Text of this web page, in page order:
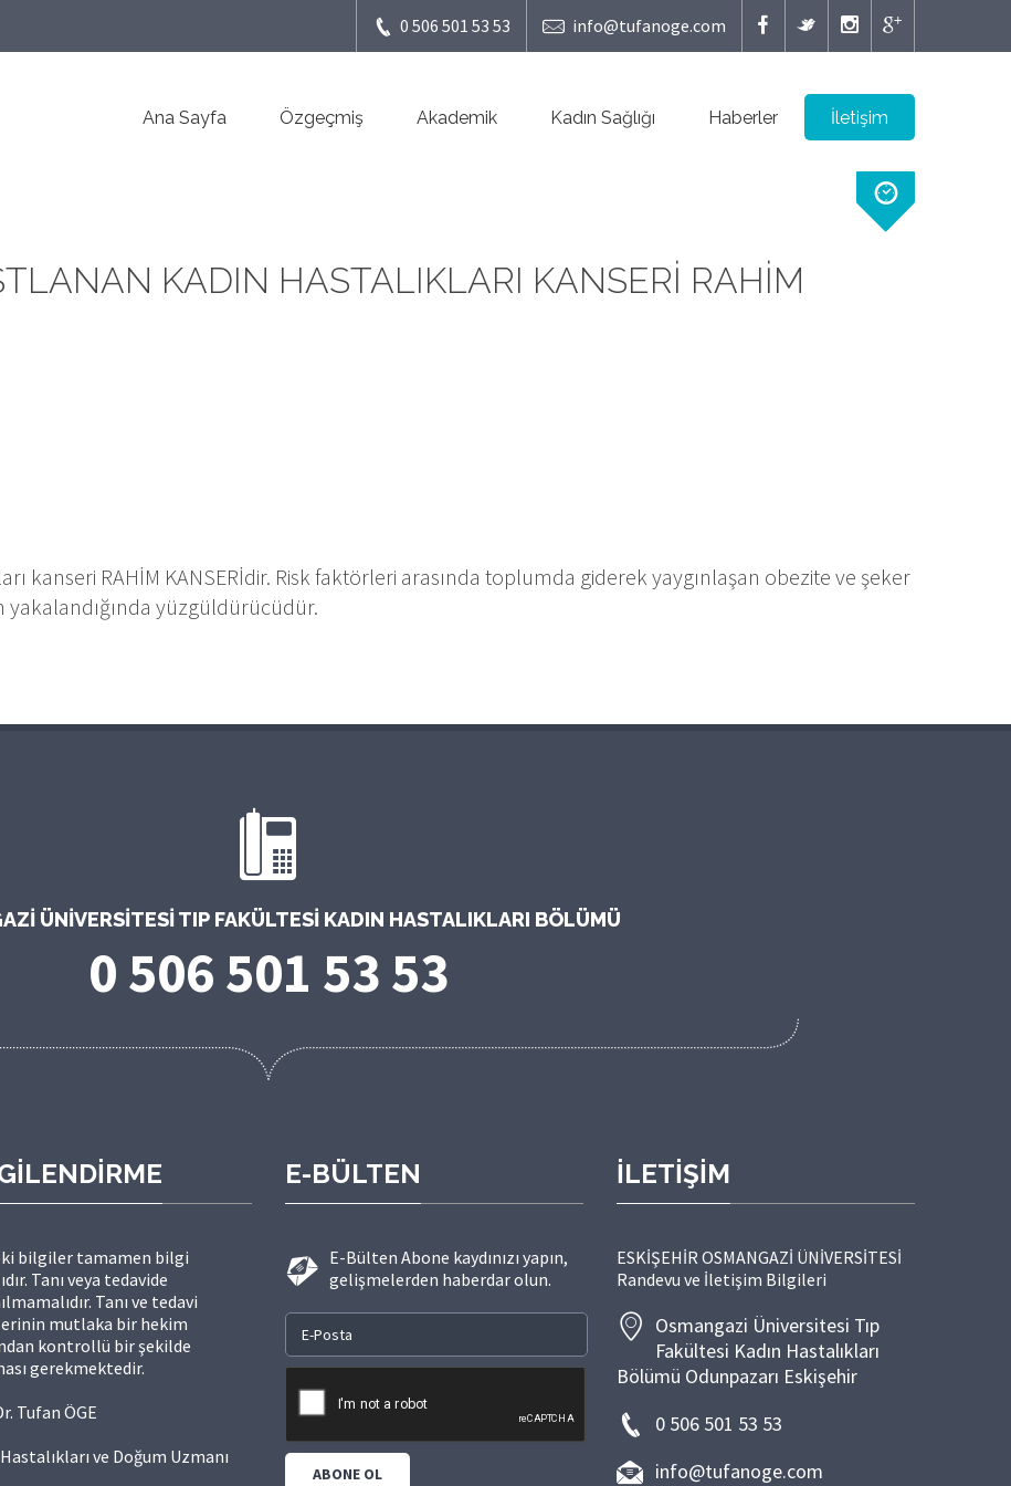
0 506 501 53 53 info@tufanoge.com
Ana Sayfa Özgeçmiş Akademik Kadın Sağlığı Haberler İletişim
KADIN HASTALIKLARI KANSERI RAHİM
kanseri RAHİM KANSERİdir. Risk faktörleri arasında toplumda giderek yaygınlaşan obezite ve şeker
yakalandığında yüzgüldürücüdür.
ÜNIVERSITESI TIP FAKÜLTESI KADIN HASTALIKLARI BÖLÜMÜ
0 506 501 53 53
bilgiler tamamen bilgi
Tanı veya tedavide
Tanı ve tedavi
mutlaka bir hekim
kontrollü bir şekilde
gerekmektedir.
Tufan ÖGE
ve Doğum Uzmanı
E-BÜLTEN
E-Bülten Abone kaydınızı yapın,
gelişmelerden haberdar olun.
İLETİŞİM
ESKİŞEHİR OSMANGAZİ ÜNİVERSİTESİ
Randevu ve İletişim Bilgileri
Osmangazi Üniversitesi Tıp
Fakültesi Kadın Hastalıkları
Bölümü Odunpazarı Eskişehir
0 506 501 53 53
info@tufanoge.com